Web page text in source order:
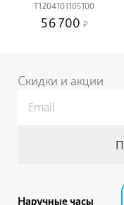
T1204101105100
56 700
Скидки и акции
Наручные часы